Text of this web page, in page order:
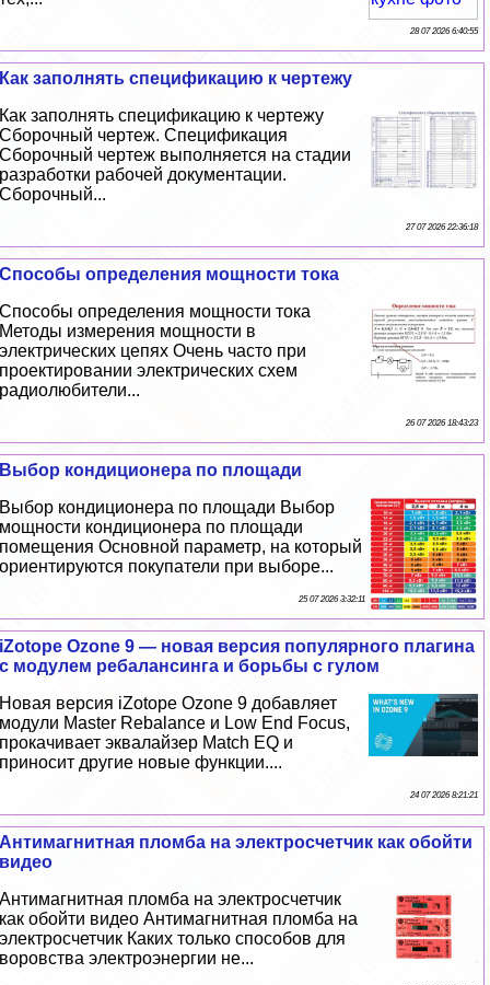
28 07 2026 6:40:55
Как заполнять спецификацию к чертежу
Как заполнять спецификацию к чертежу
Сборочный чертеж. Спецификация
Сборочный чертеж выполняется на стадии
разработки рабочей документации.
Сборочный...
27 07 2026 22:36:18
Способы определения мощности тока
Способы определения мощности тока
Методы измерения мощности в
электрических цепях Очень часто при
проектировании электрических схем
радиолюбители...
26 07 2026 18:43:23
Выбор кондиционера по площади
Выбор кондиционера по площади Выбор
мощности кондиционера по площади
помещения Основной параметр, на который
ориентируются покупатели при выборе...
25 07 2026 3:32:11
iZotope Ozone 9 — новая версия популярного плагина
с модулем рeбaлансинга и борьбы с гулом
Новая версия iZotope Ozone 9 добавляет
модули Master Rebalance и Low End Focus,
прокачивает эквалайзер Match EQ и
приносит другие новые функции....
24 07 2026 8:21:21
Антимагнитная пломба на электросчетчик как обойти
видео
Антимагнитная пломба на электросчетчик
как обойти видео Антимагнитная пломба на
электросчетчик Каких только способов для
воровства электроэнергии не...